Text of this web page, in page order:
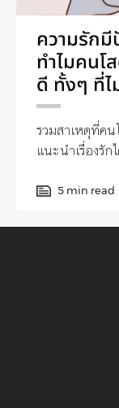
ความรักมี
ทำไมคนโ
ดี ทั้งๆ ที่
รวมสาเหตุที่ค
แนะนำเรื่องรั
5 min read